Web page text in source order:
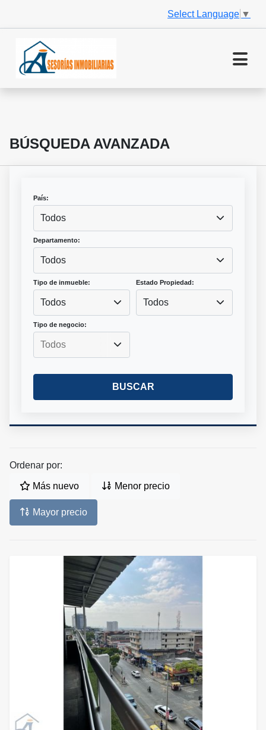
Select Language ▼
BÚSQUEDA AVANZADA
País:
Todos
Departamento:
Todos
Tipo de inmueble:
Todos
Estado Propiedad:
Todos
Tipo de negocio:
BUSCAR
Ordenar por:
Más nuevo Menor precio
Mayor precio